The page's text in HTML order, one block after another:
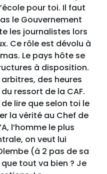
pour toi. Il faut
le Gouvernement
les journalistes lors
Ce rôle est dévolu à
Le pays hôte se
à disposition.
des heures
ressort de la CAF.
lire que selon toi le
la vérité au Chef de
l’homme le plus
on veut lui
(à 2 pas de sa
tout va bien ? Je